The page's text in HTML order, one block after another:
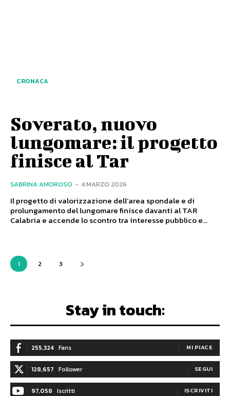
CRONACA
Soverato, nuovo
lungomare: il progetto
finisce al Tar
SABRINA AMOROSO - 4 MARZO 2026
Il progetto di valorizzazione dell’area spondale e di
prolungamento del lungomare finisce davanti al TAR
Calabria e accende lo scontro tra interesse pubblico e...
1 2 3
Stay in touch:
255,324 Fans MI PIACE
128,657 Follower SEGUI
97,058 Iscritti ISCRIVITI